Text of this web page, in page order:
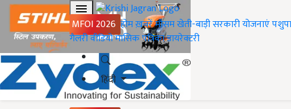
MFOI 2026 होमख़बरेंमौसमखेती-बाड़ीसरकारी योजनाएं
गैलरीवीडियोमासिक पत्रिकाडायरेक्टरी
हिंदी